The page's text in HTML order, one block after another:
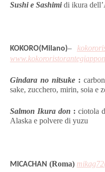
Sushi e Sashimi di ikura
KOKORO(Milano)–
www.
Gindara no nitsuke:
sake, zucchero, mirin, soia e
Salmon Ikura don :ciotola
Alaska e polvere di yuzu
MICACHAN (Roma)